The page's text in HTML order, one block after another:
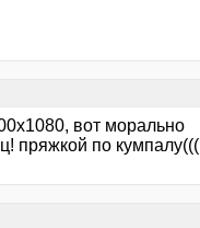
вот морально
пряжкой по кумпалу(((